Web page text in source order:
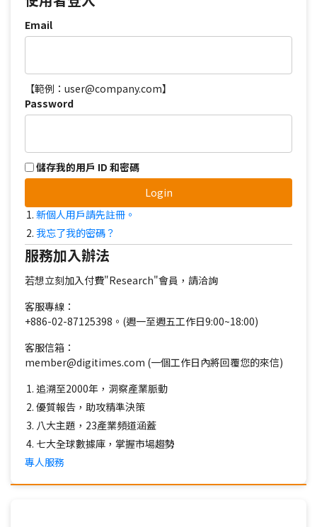
Email
【範例：user@company.com】
Password
儲存我的用戶 ID 和密碼
Login
新個人用戶請先註冊。
我忘了我的密碼？
服務加入辦法
若想立刻加入付費"Research"會員，請洽詢
客服專線：
+886-02-87125398。(週一至週五工作日9:00~18:00)
客服信箱：
member@digitimes.com (一個工作日內將回覆您的來信)
追溯至2000年，洞察產業脈動
優質報告，助攻精準決策
八大主題，23產業頻道涵蓋
七大全球數據庫，掌握市場趨勢
專人服務